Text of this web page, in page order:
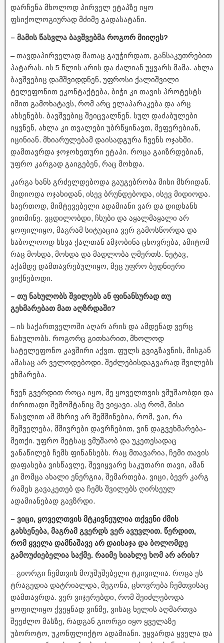
დარჩენა მხოლოდ პირველ ეტაპზე იყო
ფსიქოლოგიურად მძიმე გადასატანი.
– მამის წასვლა ბავშვებმა როგორ მიიღეს?
– თავდაპირველად მათაც გაუჭირდათ, განსაკუთრებით
პატარას. ის 5 წლის არის და ძალიან უყვარს მამა. ახლა
ბავშვებიც დამშვიდდნენ, უფროსი ქალიშვილი
ტელეფონით ეკონტაქტება, ბიჭი კი თავის პროტესტს
იმით გამოხატავს, რომ არც ელაპარაკება და არც
ახსენებს. ბავშვებიც შეიცვალნენ. სულ დაძაბულები
იყვნენ, ახლა კი თვალები უბრწყინავთ, მეფერებიან,
იცინიან. მხიარულებამ დაისადგურა ჩვენს ოჯახში.
დამთავრდა ჯოჯოხეთური ეტაპი. როცა გაიზრდებიან,
უფრო კარგად გაიგებენ, რაც მოხდა.
კარგა ხანს გრძელდებოდა გაუგებრობა მისი მხრიდან.
მიდიოდა ოჯახიდან, ისევ ბრუნდებოდა, ისევ მიდიოდა.
საერთოდ, მიმტევებელი ადამიანი ვარ და დიდხანს
ვითმინე. ვცდილობდი, ჩხუბი და აყალმაყალი არ
ყოფილიყო, მაგრამ სიტუაცია ვერ გამოსწორდა და
საბოლოოდ სხვა ქალთან ამჯობინა ცხოვრება, ამიტომ
რაც მოხდა, მოხდა და მადლობა ღმერთს. ნეტავ,
აქამდე დამთავრებულიყო, მეც უფრო ბედნიერი
ვიქნებოდი.
– თუ ნახულობს შვილებს ან ფინანსურად თუ
გეხმარებათ მათ აღზრდაში?
– ის საქართველოში აღარ არის და ამდენად ვერც
ნახულობს. როგორც გითხარით, მხოლოდ
სატელეფონო კავშირი აქვთ. ფულს გვიგზავნის, მისგან
ამასაც არ ველოდებოდი. შეძლებისდაგვარად შვილებს
ეხმარება.
ჩვენ გვერდით როცა იყო, მე ყოველთვის ვმუშაობდი და
ძირითადი შემომტანიც მე ვიყავი. ასე რომ, მისი
წასვლით ამ მხრივ არ შემშინებია, რომ, ვაი, რა
მეშველება, მშივრები დავრჩებით, ვინ დაგვეხმარება-
მეთქი. უფრო მეტსაც ვმუშაობ და უკეთესადაც
ვანაწილებ ჩემს ფინანსებს. რაც მთავარია, ჩემი თავის
დაფასება ვისწავლე, შევიყვარე საკუთარი თავი, ამან
კი მომცა ახალი ენერგია, შემართება. ვიცი, ბევრ კარგ
რამეს გავაკეთებ და ჩემს შვილებს ღირსეულ
ადამიანებად გავზრდი.
– ვიცი, ყოველთვის მტკივნეულია თქვენი ძმის
გახსენება, მაგრამ გვერდს ვერ ავუვლით. წერდით,
რომ ყველა დამნაშავე არ დაისაჯა და ბოლომდე
გამოუძიებელია საქმე. რაიმე სიახლე ხომ არ არის?
– გიორგი ჩემთვის მოუშუშებელი ტკივილია. როცა ეს
ტრაგედია დატრიალდა, მეგონა, ცხოვრება ჩემთვისაც
დამთავრდა. ვერ ვიჯერებდი, რომ შეიძლებოდა
ყოფილიყო ქვეყნად ვინმე, ვისაც ხელის აღმართვა
შეეძლო მასზე, რადგან გიორგი იყო ყველაზე
უბოროტო, უკონფლიქტო ადამიანი. უყვარდა ყველა და